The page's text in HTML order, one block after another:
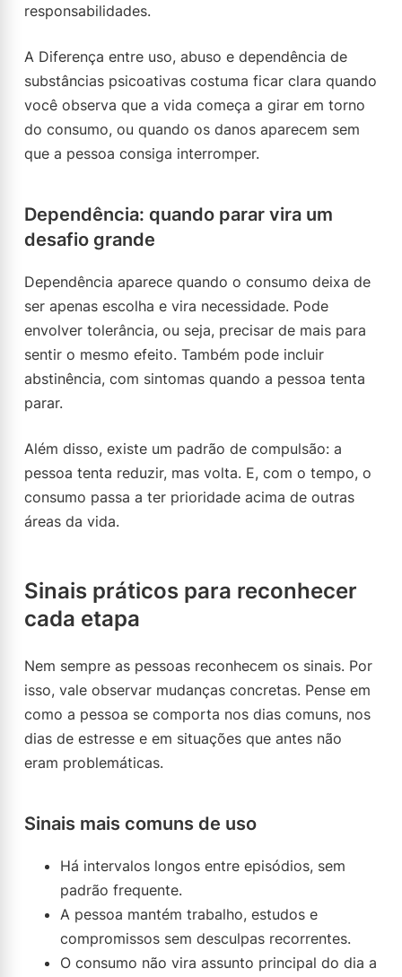
responsabilidades.
A Diferença entre uso, abuso e dependência de
substâncias psicoativas costuma ficar clara quando
você observa que a vida começa a girar em torno
do consumo, ou quando os danos aparecem sem
que a pessoa consiga interromper.
Dependência: quando parar vira um
desafio grande
Dependência aparece quando o consumo deixa de
ser apenas escolha e vira necessidade. Pode
envolver tolerância, ou seja, precisar de mais para
sentir o mesmo efeito. Também pode incluir
abstinência, com sintomas quando a pessoa tenta
parar.
Além disso, existe um padrão de compulsão: a
pessoa tenta reduzir, mas volta. E, com o tempo, o
consumo passa a ter prioridade acima de outras
áreas da vida.
Sinais práticos para reconhecer
cada etapa
Nem sempre as pessoas reconhecem os sinais. Por
isso, vale observar mudanças concretas. Pense em
como a pessoa se comporta nos dias comuns, nos
dias de estresse e em situações que antes não
eram problemáticas.
Sinais mais comuns de uso
Há intervalos longos entre episódios, sem
padrão frequente.
A pessoa mantém trabalho, estudos e
compromissos sem desculpas recorrentes.
O consumo não vira assunto principal do dia a